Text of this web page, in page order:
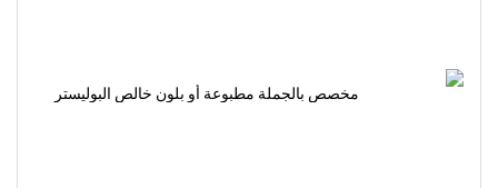
مخصص بالجملة مطبوعة أو بلون خالص البوليستر